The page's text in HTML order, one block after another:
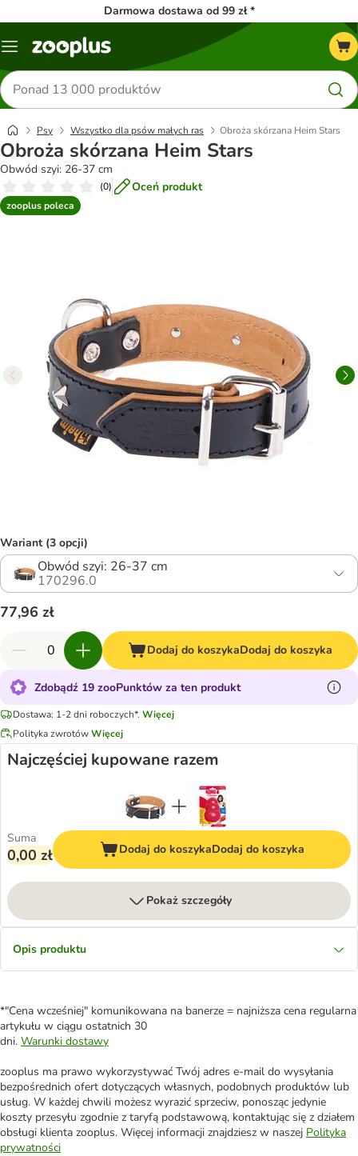
Darmowa dostawa od 99 zł *
Menu
Szukaj
produktów
Psy Wszystko dla psów małych ras Obroża skórzana Heim Stars
Obroża skórzana Heim Stars
Obwód szyi: 26-37 cm
(0) Oceń produkt
zooplus poleca
Wariant (3 opcji)
Obwód szyi: 26-37 cm
170296.0
77,96 zł
Dodaj do koszykaDodaj do koszyka
Zdobądź 19 zooPunktów za ten produkt
Dostawa: 1-2 dni roboczych*. Więcej
Polityka zwrotówWięcej
Najczęściej kupowane razem
Suma
0,00 zł Dodaj do koszykaDodaj do koszyka
Pokaż szczegóły
Opis produktu
*"Cena wcześniej" komunikowana na banerze = najniższa cena regularna
artykułu w ciągu ostatnich 30
dni. Warunki dostawy
zooplus ma prawo wykorzystywać Twój adres e-mail do wysyłania
bezpośrednich ofert dotyczących własnych, podobnych produktów lub
usług. W każdej chwili możesz wyrazić sprzeciw, ponosząc jedynie
koszty przesyłu zgodnie z taryfą podstawową, kontaktując się z działem
obsługi klienta zooplus. Więcej informacji znajdziesz w naszej Polityka
prywatności